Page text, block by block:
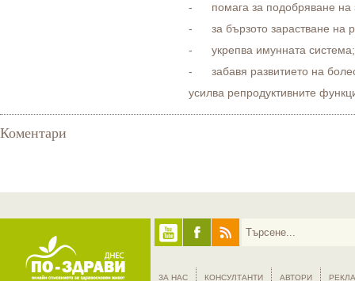
- помага за подобряване на
- за бързото зарастване на
- укрепва имунната система;
- забавя развитието на
усилва репродуктивните
Коментари
ЗА НАС КОНСУЛТАНТИ АВТОРИ